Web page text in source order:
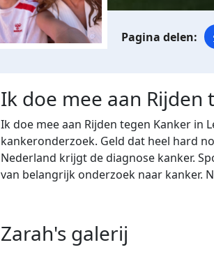
Ik doe mee aan Rijden
Ik doe mee aan Rijden tegen Kanker in
kankeronderzoek. Geld dat heel hard
Nederland krijgt de diagnose kanker.
van belangrijk onderzoek naar kanker.
Zarah's galerij